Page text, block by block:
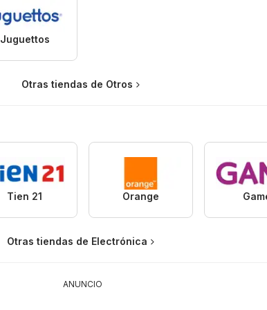
Juguettos
Otras tiendas de Otros
Tien 21 Orange
Otras tiendas de Electrónica
ANUNCIO